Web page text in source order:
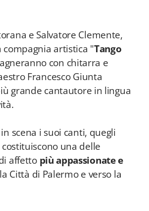
e Salvatore Clemente,
artistica "Tango
con chitarra e
Francesco Giunta
grande cantautore in lingua
scena i suoi canti, quegli
una delle
affetto più appassionate e
Città di Palermo e verso la